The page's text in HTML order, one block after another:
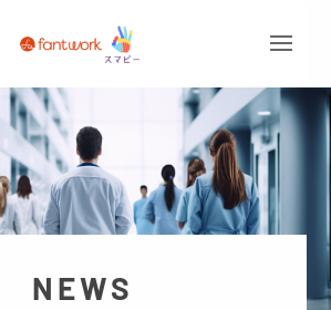
NEWS